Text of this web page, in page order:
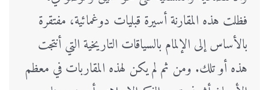
فظلت هذه المقارنة أسيرة قبليات دوغمائية، مفتقرة
بالأساس إلى الإلمام بالسياقات التاريخية التي أنتجت
هذه أو تلك. ومن ثم لم يكن لهذه المقاربات في معظم